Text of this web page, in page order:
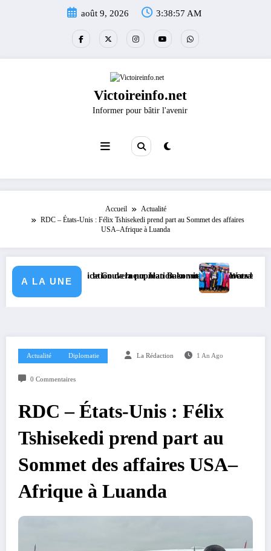
août 9, 2026 3:38:57 AM
Victoireinfo.net
Informer pour bâtir l'avenir
Accueil
Actualité
RDC – États-Unis : Félix Tshisekedi prend part au Sommet des affaires
USA–Afrique à Luanda
A LA UNE
de la population en vue de renforcer la gouvernance
: le Gouverneur Jean Bakomito à Bunia ce vendredi
Watsa : l’Université
Actualité Diplomatie La Rédaction 1 An Ago
0 Commentaires
RDC – États-Unis : Félix
Tshisekedi prend part au
Sommet des affaires USA–
Afrique à Luanda